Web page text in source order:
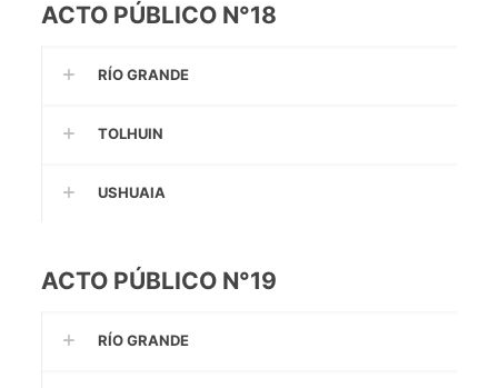
ACTO PÚBLICO N°18
RÍO GRANDE
TOLHUIN
USHUAIA
ACTO PÚBLICO N°19
RÍO GRANDE